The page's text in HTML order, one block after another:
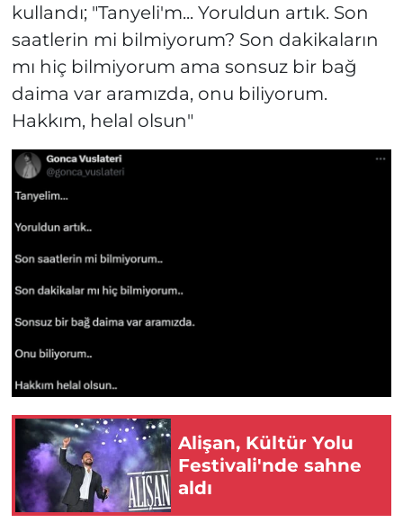
kullandı; "Tanyeli'm... Yoruldun artık. Son
saatlerin mi bilmiyorum? Son dakikaların
mı hiç bilmiyorum ama sonsuz bir bağ
daima var aramızda, onu biliyorum.
Hakkım, helal olsun"
Alişan, Kültür Yolu
Festivali'nde sahne
aldı